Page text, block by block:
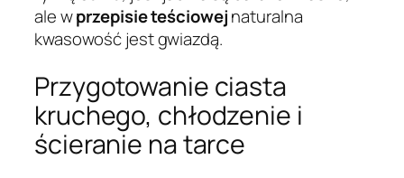
ale wprzepisie teściowejnaturalna
kwasowość jest gwiazdą.
Przygotowanie ciasta
kruchego, chłodzenie i
ścieranie na tarce